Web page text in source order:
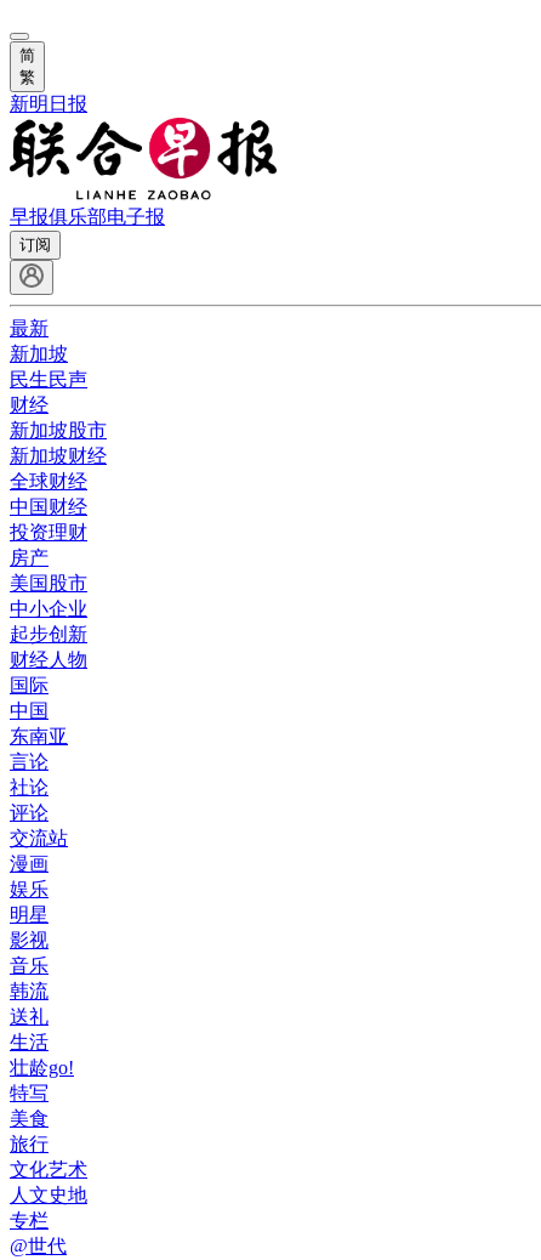
简
繁
新明日报
早报俱乐部电子报
订阅
最新
新加坡
民生民声
财经
新加坡股市
新加坡财经
全球财经
中国财经
投资理财
房产
美国股市
中小企业
起步创新
财经人物
国际
中国
东南亚
言论
社论
评论
交流站
漫画
娱乐
明星
影视
音乐
韩流
送礼
生活
壮龄go!
特写
美食
旅行
文化艺术
人文史地
专栏
@世代